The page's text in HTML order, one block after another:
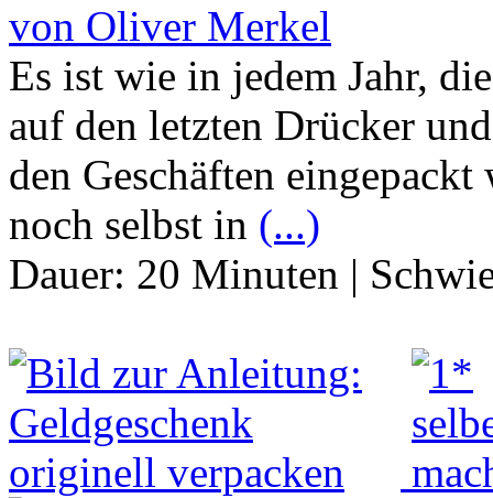
von Oliver Merkel
Es ist wie in jedem Jahr,
auf den letzten Drücker
den Geschäften eingepackt
noch selbst in (...)
Dauer: 20 Minuten |